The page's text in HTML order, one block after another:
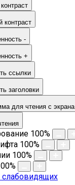
контраст
-
+
ссылки
заголовки
для чтения с экрана
100%
100%
100%
%
слабовидящих